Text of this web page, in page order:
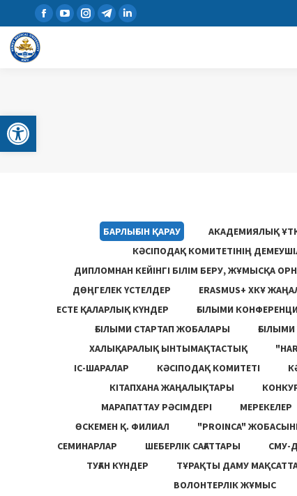
Open toolbar
БАРЛЫҒЫН ҚАРАУ АКАДЕМИЯЛЫҚ
КӘСІПОДАҚ КОМИТЕТІНІҢ
ДИПЛОМНАН КЕЙІНГІ БІЛІМ БЕРУ, ЖҰМЫСҚА
ДӨҢГЕЛЕК ҮСТЕЛДЕР
ERASMUS+ ХКҰ
ЕСТЕ ҚАЛАРЛЫҚ КҮНДЕР
ҒЫЛЫМИ
ҒЫЛЫМИ СТАРТАП ЖОБАЛАРЫ
ХАЛЫҚАРАЛЫҚ ЫНТЫМАҚТАСТЫҚ
ІС-ШАРАЛАР
КӘСІПОДАҚ КОМИТЕТІ
КІТАПХАНА ЖАҢАЛЫҚТАРЫ
МАРАПАТТАУ РӘСІМДЕРІ
МЕРЕКЕЛЕР
ӨСКЕМЕН Қ. ФИЛИАЛ
"PROINCA"
СЕМИНАРЛАР
ШЕБЕРЛІК САҒАТТАРЫ СМУ-
ТУҒАН КҮНДЕР
ТҰРАҚТЫ ДАМУ
ВОЛОНТЕРЛІК ЖҰМЫС